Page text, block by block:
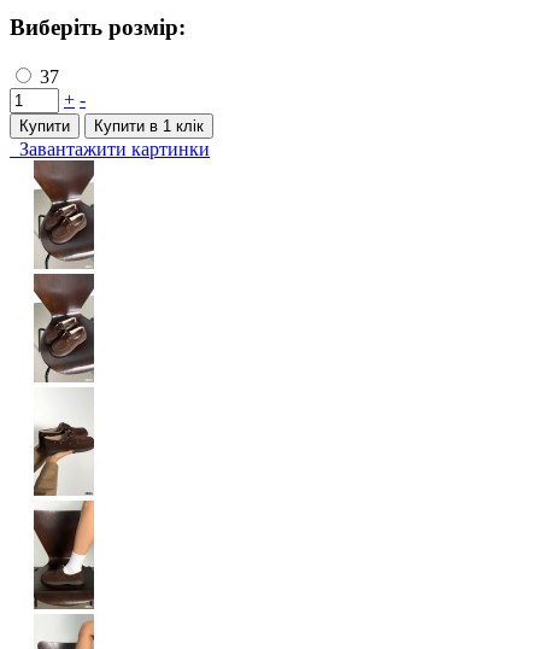
Виберіть розмір:
37
+ -
Купити Купити в 1 клiк
Завантажити картинки